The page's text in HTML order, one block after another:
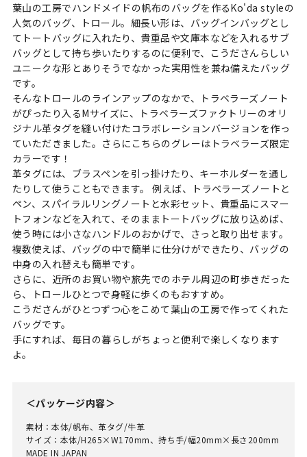
葉山の工房でハンドメイドの帆布のバッグを作るKo'da styleの
人気のバッグ、トロール。細長い形は、バッグインバッグとし
てトートバッグに入れたり、貴重品や文庫本などを入れるサブ
バッグとして持ち歩いたりするのに便利で、こうださんらしい
ユニークな形とありそうでなかった実用性を兼ね備えたバッグ
です。
そんなトロールのラインアップのなかで、トラベラーズノート
がぴったり入るMサイズに、トラベラーズファクトリーのオリ
ジナル革タグを縫い付けたコラボレーションバージョンを作っ
ていただきました。さらにこちらのグレーはトラベラーズ限定
カラーです！
革タグには、ブラスペンを引っ掛けたり、キーホルダーを通し
たりして使うこともできます。 例えば、トラベラーズノートと
ペン、スパイラルリングノートと水彩セット、貴重品にスマー
トフォンなどを入れて、そのままトートバッグに放り込めば、
使う時には小さなハンドルのおかげで、さっと取り出せます。
複数使えば、バッグの中で簡単に仕分けができたり、バッグの
中身の入れ替えも簡単です。
さらに、近所のお買い物や旅先でのホテル周辺の町歩きだった
ら、トロールひとつで身軽に歩くのもおすすめ。
こうださんがひとつずつ心をこめて葉山の工房で作ってくれた
バッグです。
手にすれば、毎日の暮らしがちょっと便利で楽しくなります
よ。
＜パッケージ内容＞
素材：本体/帆布、革タグ/牛革
サイズ：本体/H265×W170mm、持ち手/幅20mm×長さ200mm
MADE IN JAPAN